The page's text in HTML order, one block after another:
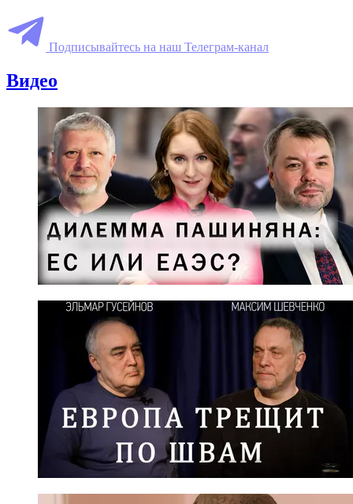
Подписывайтесь на наш Телеграм-канал
Видео